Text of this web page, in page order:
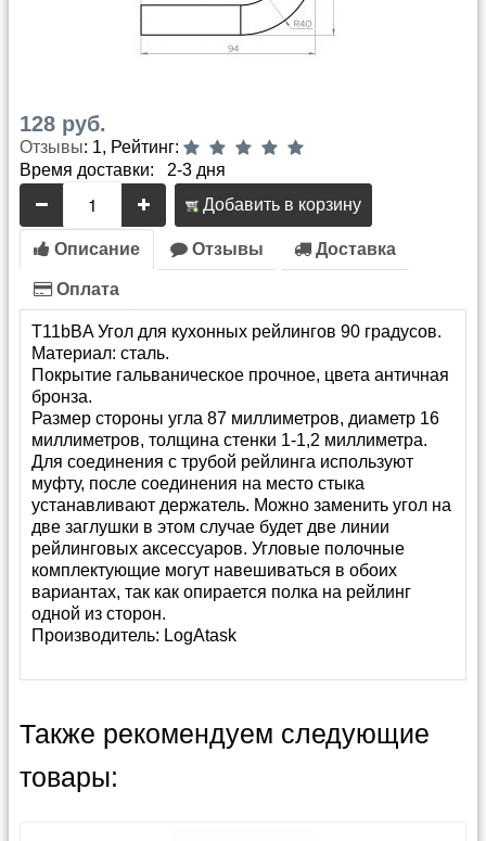
128 руб.
Отзывы: 1, Рейтинг:
Время доставки: 2-3 дня
Добавить в корзину
Описание Отзывы Доставка
Оплата
T11bBA Угол для кухонных рейлингов 90 градусов.
Материал: сталь.
Покрытие гальваническое прочное, цвета античная
бронза.
Размер стороны угла 87 миллиметров, диаметр 16
миллиметров, толщина стенки 1-1,2 миллиметра.
Для соединения с трубой рейлинга используют
муфту, после соединения на место стыка
устанавливают держатель. Можно заменить угол на
две заглушки в этом случае будет две линии
рейлинговых аксессуаров. Угловые полочные
комплектующие могут навешиваться в обоих
вариантах, так как опирается полка на рейлинг
одной из сторон.
Производитель: LogAtask
Также рекомендуем следующие
товары: